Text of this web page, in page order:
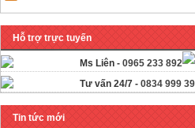
Hỗ trợ trực tuyến
Ms Liên - 0965 233 892
Tư vấn 24/7 - 0834 999
Tin tức mới